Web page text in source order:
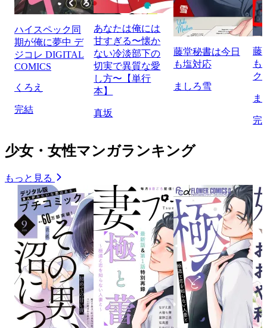
ハイスペック同
期が俺に夢中 デ
ジコレ DIGITAL
COMICS
くろえ
完結
あなたは俺には
甘すぎる〜懐か
ない冷淡部下の
切実で異質な愛
し方〜【単行
本】
真坂
藤堂秘書は今日
も塩対応
ましろ雪
藤
も
ク
ま
完
少女・女性マンガランキング
もっと見る